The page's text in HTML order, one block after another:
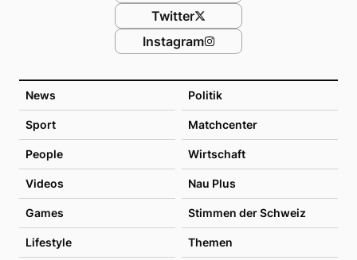
News Politik
Sport Matchcenter
People Wirtschaft
Videos Nau Plus
Games Stimmen der Schweiz
Lifestyle Themen
Twitter
Instagram